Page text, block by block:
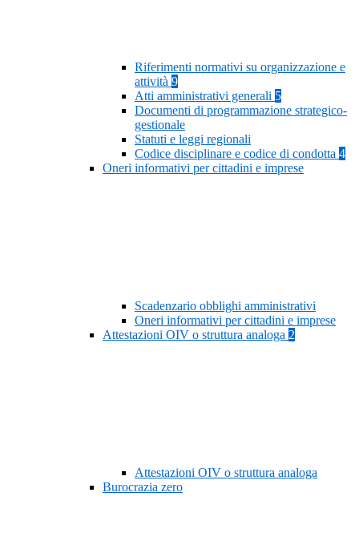
Riferimenti normativi su organizzazione e
attività 9
Atti amministrativi generali 5
Documenti di programmazione strategico-
gestionale
Statuti e leggi regionali
Codice disciplinare e codice di condotta 4
Oneri informativi per cittadini e imprese
Scadenzario obblighi amministrativi
Oneri informativi per cittadini e imprese
Attestazioni OIV o struttura analoga 2
Attestazioni OIV o struttura analoga
Burocrazia zero